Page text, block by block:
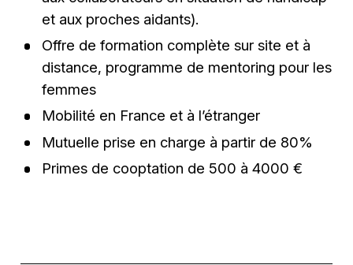
et aux proches aidants).
Offre de formation complète sur site et à
distance, programme de mentoring pour les
femmes
Mobilité en France et à l’étranger
Mutuelle prise en charge à partir de 80%
Primes de cooptation de 500 à 4000 €